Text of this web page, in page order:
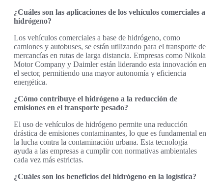
¿Cuáles son las aplicaciones de los vehículos comerciales a
hidrógeno?
Los vehículos comerciales a base de hidrógeno, como
camiones y autobuses, se están utilizando para el transporte de
mercancías en rutas de larga distancia. Empresas como Nikola
Motor Company y Daimler están liderando esta innovación en
el sector, permitiendo una mayor autonomía y eficiencia
energética.
¿Cómo contribuye el hidrógeno a la reducción de
emisiones en el transporte pesado?
El uso de vehículos de hidrógeno permite una reducción
drástica de emisiones contaminantes, lo que es fundamental en
la lucha contra la contaminación urbana. Esta tecnología
ayuda a las empresas a cumplir con normativas ambientales
cada vez más estrictas.
¿Cuáles son los beneficios del hidrógeno en la logística?